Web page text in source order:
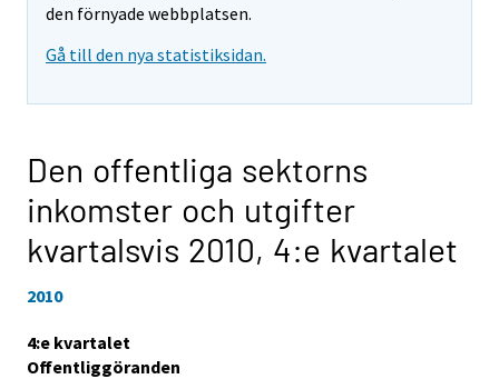
den förnyade webbplatsen.
Gå till den nya statistiksidan.
Den offentliga sektorns
inkomster och utgifter
kvartalsvis 2010, 4:e kvartalet
2010
4:e kvartalet
Offentliggöranden